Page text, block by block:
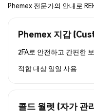
Phemex 전문가의 안내로
Phemex 지갑
2FA로 안전하고 간편한
적합 대상 일일 사용
콜드 월렛 (자가 관